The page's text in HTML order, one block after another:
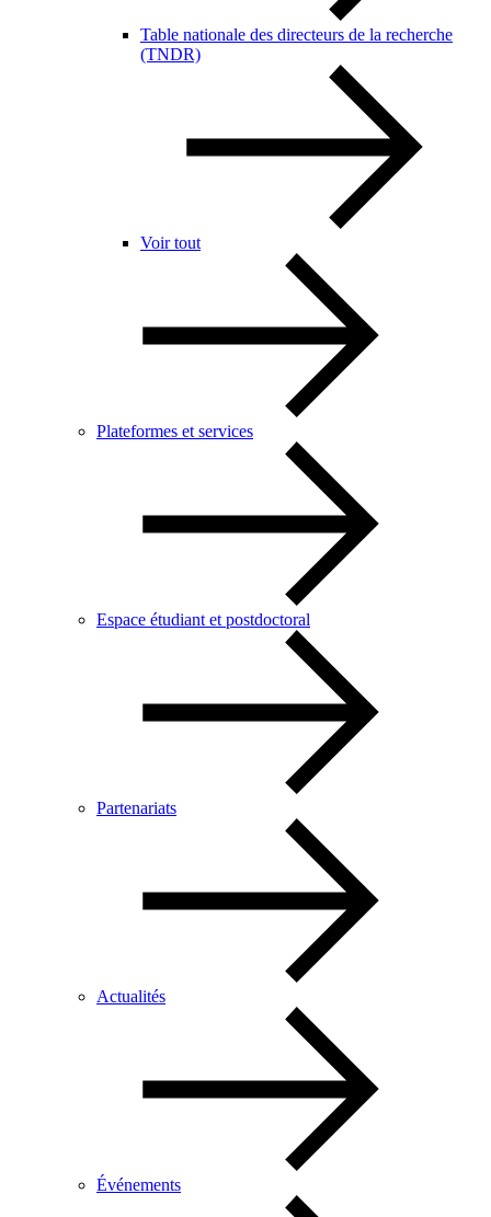
Table nationale des directeurs de la recherche
(TNDR)
Voir tout
Plateformes et services
Espace étudiant et postdoctoral
Partenariats
Actualités
Événements